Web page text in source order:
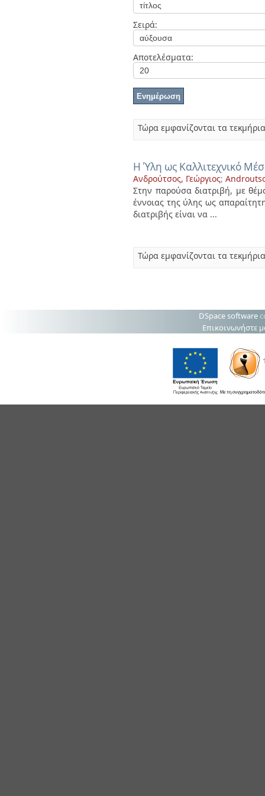
Σειρά:
Αποτελέσματα:
Τώρα εμφανίζονται τα
Η Ύλη ως Καλλιτεχνικό
Ανδρούτσος, Γεώργιος;
Στην παρούσα διατριβή, με
έννοιας της ύλης ως
διατριβής είναι να ...
Τώρα εμφανίζονται τα
DSpace software
Επικοινωνήστε